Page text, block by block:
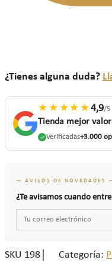
¿Tienes alguna duda?
★★★★★4,9/5
Tienda mejor
Verificadas+3.000
— AVISOS DE NOVEDADES
¿Te avisamos cuando
SKU 198 Categoría: